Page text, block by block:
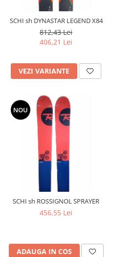
Bețe sh adulți
Bețe sh copii
Bețe noi adulți
Bețe noi modele feminine
SCHI sh DYNASTAR LEGEND X84
812,43 Lei
406,21 Lei
VEZI VARIANTE
NOU
SCHI sh ROSSIGNOL SPRAYER
456,55 Lei
ADAUGA IN COS